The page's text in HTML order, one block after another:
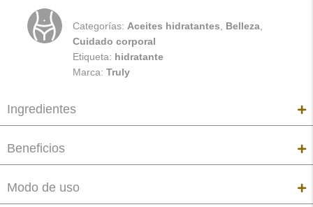
cantidad
Categorías: Aceites hidratantes, Belleza,
Cuidado corporal
Etiqueta: hidratante
Marca: Truly
Ingredientes
Beneficios
Modo de uso